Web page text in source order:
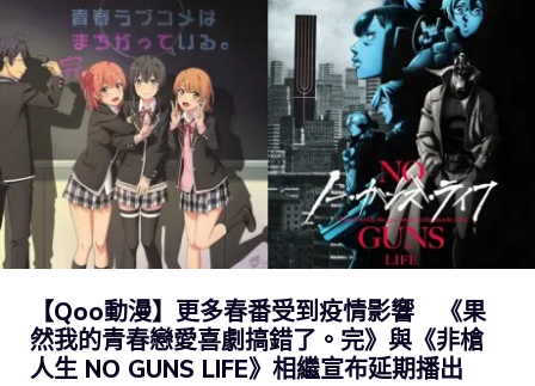
【Qoo動漫】更多春番受到疫情影響 《果
然我的青春戀愛喜劇搞錯了。完》與《非槍
人生 NO GUNS LIFE》相繼宣布延期播出